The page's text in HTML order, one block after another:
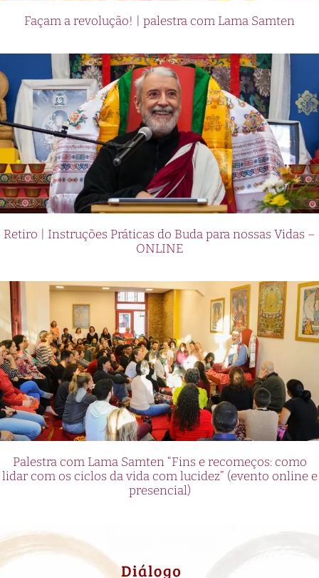
Façam a revolução! | palestra com Lama Samten
Retiro | Instruções Práticas do Buda para nossas Vidas –
ONLINE
Palestra com Lama Samten “Fins e recomeços: como
lidar com os ciclos da vida com lucidez” (evento online e
presencial)